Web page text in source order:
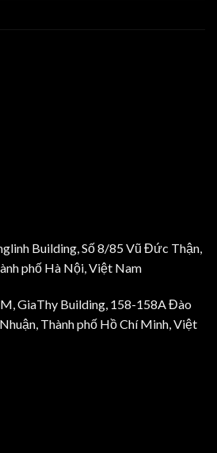
Building, Số 8/85 Vũ Đức Thận,
phố Hà Nội, Việt Nam
GiaThy Building, 158-158A Đào
Thành phố Hồ Chí Minh, Việt